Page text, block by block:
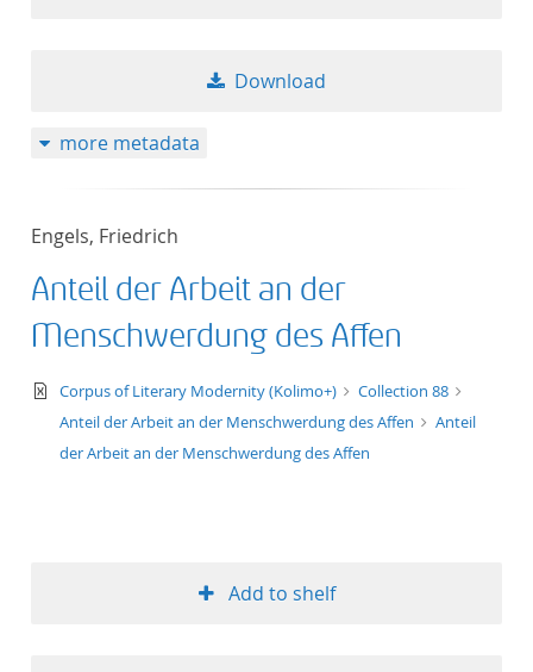
Download
more metadata
Engels, Friedrich
Anteil der Arbeit an der
Menschwerdung des Affen
text/xml
Corpus of Literary Modernity (Kolimo+)
Collection 88
Anteil der Arbeit an der Menschwerdung des Affen
Anteil
der Arbeit an der Menschwerdung des Affen
Add to shelf